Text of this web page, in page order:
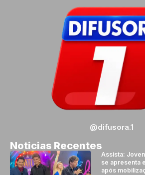
@difusora.1
Noticias Recentes
Assista:
se apresenta
após